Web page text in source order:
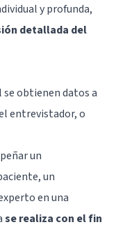
y profunda,
detallada del
se obtienen datos a
entrevistador, o
un
un
en una
se realiza con el fin